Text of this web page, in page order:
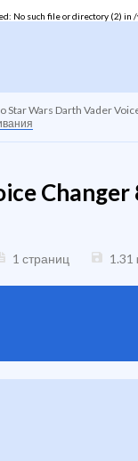
No such file or directory (2) in /
Star Wars Darth Vader
1 страниц 1.31